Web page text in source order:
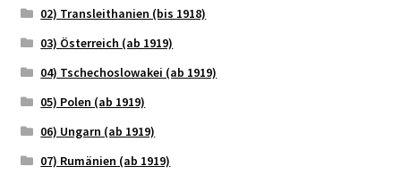
02) Transleithanien (bis 1918)
03) Österreich (ab 1919)
04) Tschechoslowakei (ab 1919)
05) Polen (ab 1919)
06) Ungarn (ab 1919)
07) Rumänien (ab 1919)